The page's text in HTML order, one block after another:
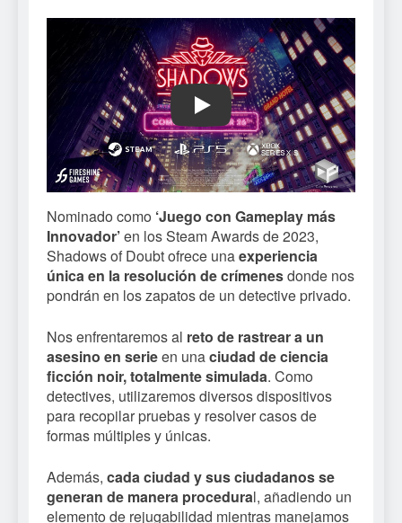
Play
Nominado como ‘Juego con Gameplay más
Innovador’en los Steam Awards de 2023,
Shadows of Doubt ofrece unaexperiencia
única en la resolución de crímenesdonde nos
pondrán en los zapatos de un detective privado.
Nos enfrentaremos al reto de rastrear a un
asesino en serieen unaciudad de ciencia
ficción noir, totalmente simulada. Como
detectives, utilizaremos diversos dispositivos
para recopilar pruebas y resolver casos de
formas múltiples y únicas.
Además, cada ciudad y sus ciudadanos se
generan de manera procedural, añadiendo un
elemento de rejugabilidad mientras manejamos